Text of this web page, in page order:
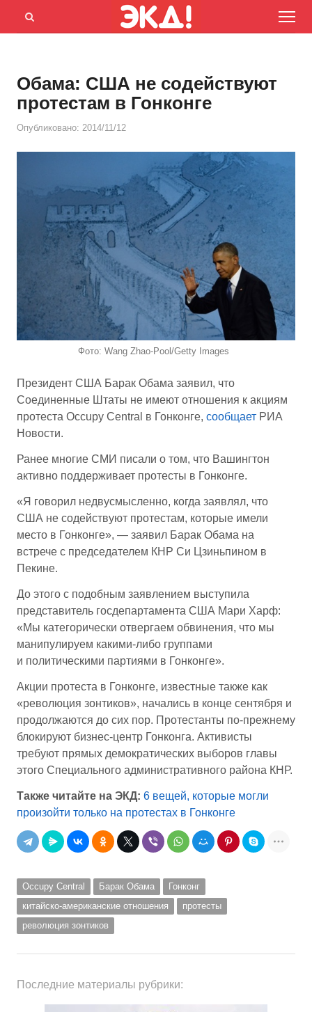
Menu
Открыть
Обама: США не содействуют
протестам в Гонконге
Опубликовано: 2014/11/12
Фото: Wang Zhao-Pool/Getty Images
Президент США Барак Обама заявил, что
Соединенные Штаты не имеют отношения к акциям
протеста Occupy Central в Гонконге, сообщает РИА
Новости.
Ранее многие СМИ писали о том, что Вашингтон
активно поддерживает протесты в Гонконге.
«Я говорил недвусмысленно, когда заявлял, что
США не содействуют протестам, которые имели
место в Гонконге», — заявил Барак Обама на
встрече с председателем КНР Си Цзиньпином в
Пекине.
До этого с подобным заявлением выступила
представитель госдепартамента США Мари Харф:
«Мы категорически отвергаем обвинения, что мы
манипулируем какими-либо группами
и политическими партиями в Гонконге».
Акции протеста в Гонконге, известные также как
«революция зонтиков», начались в конце сентября и
продолжаются до сих пор. Протестанты по-прежнему
блокируют бизнес-центр Гонконга. Активисты
требуют прямых демократических выборов главы
этого Специального административного района КНР.
Также читайте на ЭКД: 6 вещей, которые могли
произойти только на протестах в Гонконге
Occupy Central Барак Обама
Гонконг
китайско-американские отношения
протесты
революция зонтиков
Последние материалы рубрики: